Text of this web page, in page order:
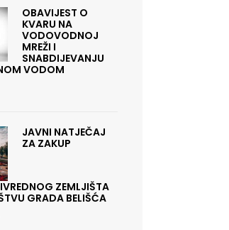
OBAVIJEST O
KVARU NA
VODOVODNOJ
MREŽI I
SNABDIJEVANJU
VODOM
JAVNI NATJEČAJ
ZA ZAKUP
ZEMLJIŠTA
GRADA BELIŠĆA